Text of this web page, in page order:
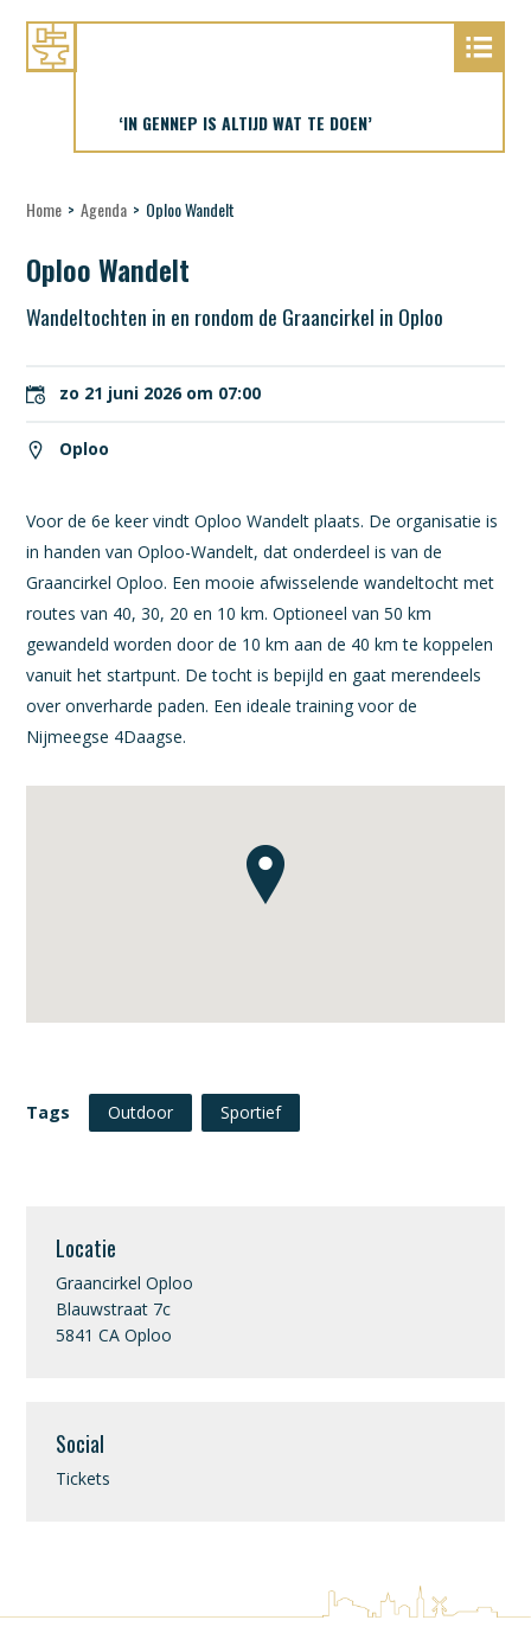
‘IN GENNEP IS ALTIJD WAT TE DOEN’
Home > Agenda > Oploo Wandelt
Oploo Wandelt
Wandeltochten in en rondom de Graancirkel in Oploo
zo 21 juni 2026 om 07:00
Oploo
Voor de 6e keer vindt Oploo Wandelt plaats. De organisatie is
in handen van Oploo-Wandelt, dat onderdeel is van de
Graancirkel Oploo. Een mooie afwisselende wandeltocht met
routes van 40, 30, 20 en 10 km. Optioneel van 50 km
gewandeld worden door de 10 km aan de 40 km te koppelen
vanuit het startpunt. De tocht is bepijld en gaat merendeels
over onverharde paden. Een ideale training voor de
Nijmeegse 4Daagse.
Tags Outdoor Sportief
Locatie
Graancirkel Oploo
Blauwstraat 7c
5841 CA Oploo
Social
Tickets